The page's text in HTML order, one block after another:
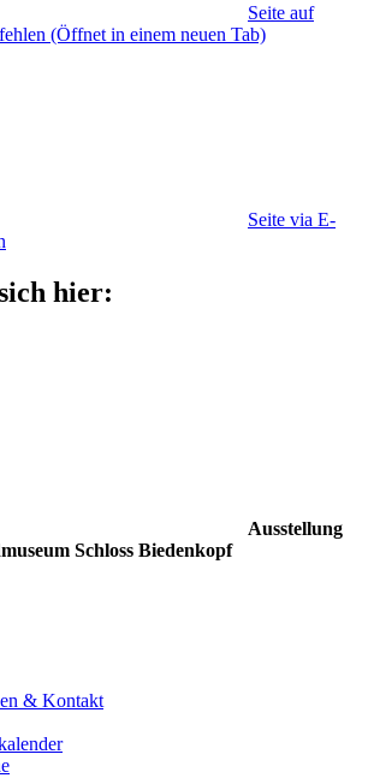
Seite auf
(Öffnet in einem neuen Tab)
Seite via E-
hier:
Ausstellung
Schloss Biedenkopf
& Kontakt